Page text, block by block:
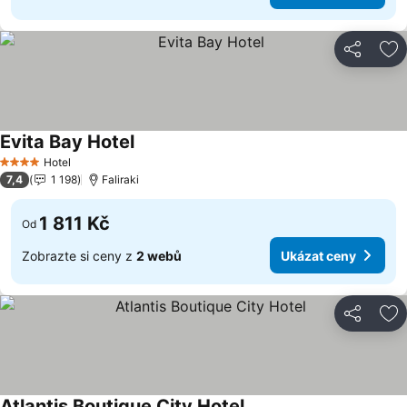
Sdílet
4 Počet hvězdiček
Hotel
Evita Bay HotelUkázat ceny
7,4 1 198 Faliraki
Od 1 811 Kč
Zobrazte si ceny z 2 webů Ukázat ceny
Sdílet